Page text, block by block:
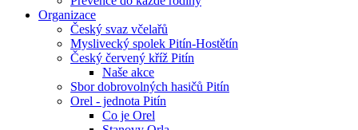
Organizace
Český svaz včelařů
Myslivecký spolek Pitín-Hostětín
Český červený kříž Pitín
Naše akce
Sbor dobrovolných hasičů Pitín
Orel - jednota Pitín
Co je Orel